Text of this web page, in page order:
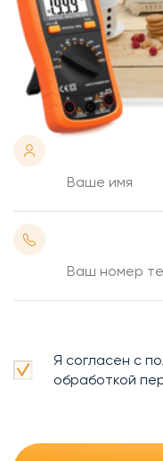
Я согласен с
обработкой